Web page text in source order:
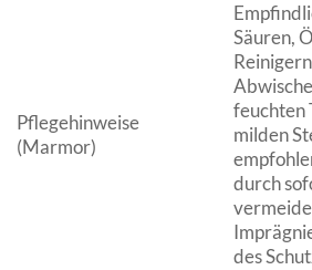
Pflegehinweise
(Marmor)
Säuren,
feuchten
milden
durch
des